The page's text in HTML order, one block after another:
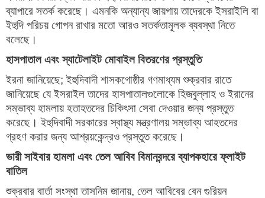
ব্যাপারে সতর্ক করেছে। এমনকি অন্যান্য জায়গায় তাদেরকে ইসরাইলি বা
ইহুদি পরিচয় গোপন রাখার মতো আরও সতর্কতামূলক ব্যবস্থা নিতে
বলেছে।
হাসপাতাল এবং স্যাটেলাইট মোবাইল বিতরণের প্রস্তুতি
ইরনা জানিয়েছে; ইহুদিবাদী শাসকগোষ্ঠীর গণমাধ্যম শুক্রবার রাতে
জানিয়েছে যে ইসরাইল তাদের হাসপাতালগুলোকে হিজবুল্লাহ ও ইরানের
সম্ভাব্য হামলায় হতাহতদের চিকিৎসা সেবা দেওয়ার জন্য প্রস্তুত
করেছে। ইহুদিবাদী সরকারের স্বাস্থ্য মন্ত্রণালয় সম্ভাব্য আহতদের
গ্রহণ করার জন্য আশ্রয়কেন্দ্রও প্রস্তুত করেছে।
ভারী সাইবার হামলা এবং তেল আবিব বিমানবন্দরে ব্যাপকহারে ফ্লাইট
বাতিল
শুক্রবার বার্তা সংস্থা তাসনিম জানায়, তেল আবিবের বেন গুরিয়ন